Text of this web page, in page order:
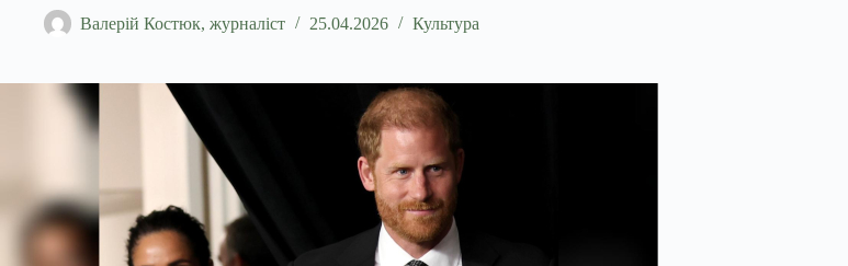
Валерій Костюк, журналіст 25.04.2026 Культура